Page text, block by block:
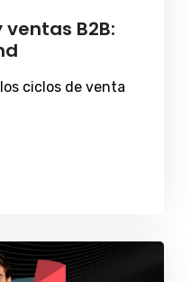
B2B:
ciclos de venta